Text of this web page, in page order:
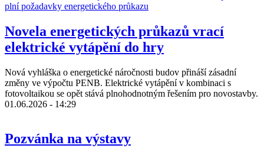
Novela energetických průkazů vrací
elektrické vytápění do hry
Nová vyhláška o energetické náročnosti budov přináší zásadní
změny ve výpočtu PENB. Elektrické vytápění v kombinaci s
fotovoltaikou se opět stává plnohodnotným řešením pro novostavby.
01.06.2026 - 14:29
Pozvánka na výstavy